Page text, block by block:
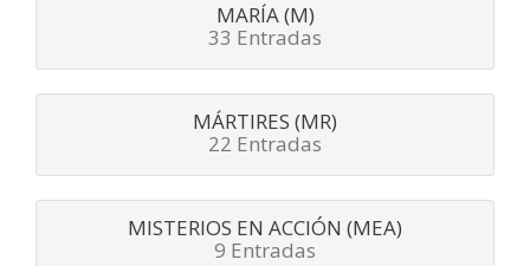
MARÍA (M)
33 Entradas
MÁRTIRES (MR)
22 Entradas
MISTERIOS EN ACCIÓN (MEA)
9 Entradas